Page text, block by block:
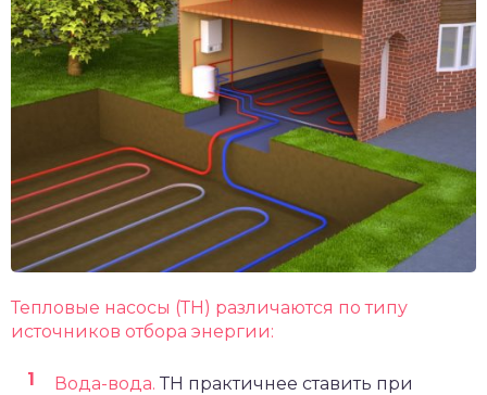
Тепловые насосы (ТН) различаются по типу
источников отбора энергии:
Вода-вода. ТН практичнее ставить при